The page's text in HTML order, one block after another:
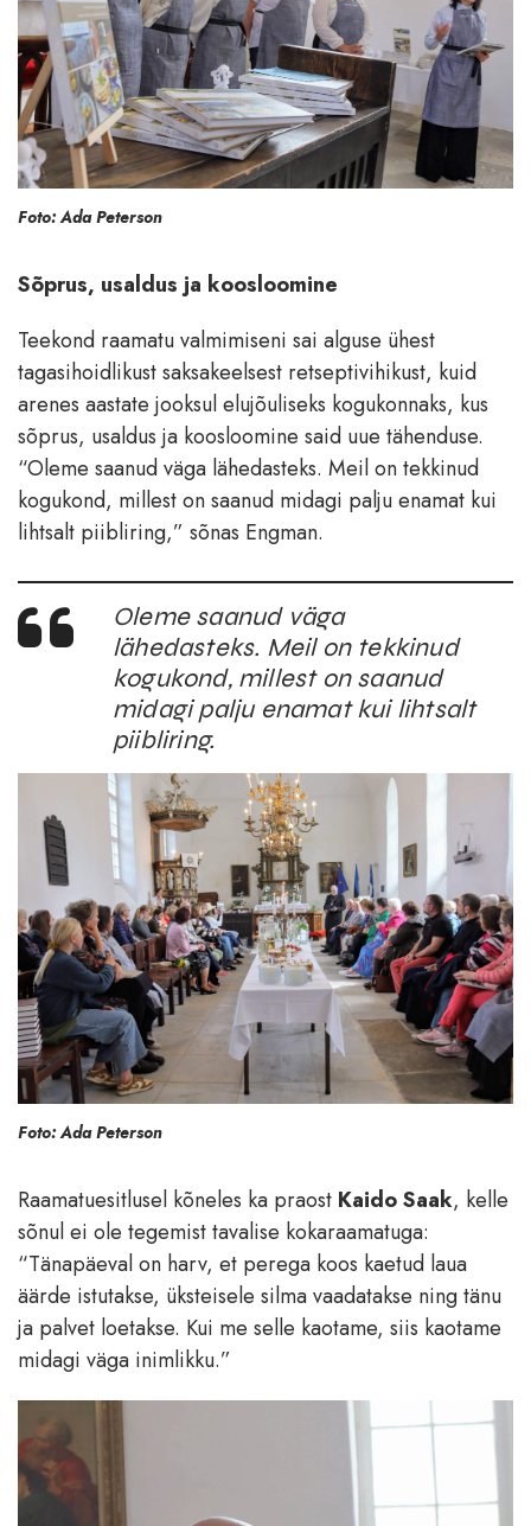
Foto: Ada Peterson
Sõprus, usaldus ja koosloomine
Teekond raamatu valmimiseni sai alguse ühest
tagasihoidlikust saksakeelsest retseptivihikust, kuid
arenes aastate jooksul elujõuliseks kogukonnaks, kus
sõprus, usaldus ja koosloomine said uue tähenduse.
“Oleme saanud väga lähedasteks. Meil on tekkinud
kogukond, millest on saanud midagi palju enamat kui
lihtsalt piibliring,” sõnas Engman.
Oleme saanud väga
lähedasteks. Meil on tekkinud
kogukond, millest on saanud
midagi palju enamat kui lihtsalt
piibliring.
Foto: Ada Peterson
Raamatuesitlusel kõneles ka praost Kaido Saak, kelle
sõnul ei ole tegemist tavalise kokaraamatuga:
“Tänapäeval on harv, et perega koos kaetud laua
äärde istutakse, üksteisele silma vaadatakse ning tänu
ja palvet loetakse. Kui me selle kaotame, siis kaotame
midagi väga inimlikku.”